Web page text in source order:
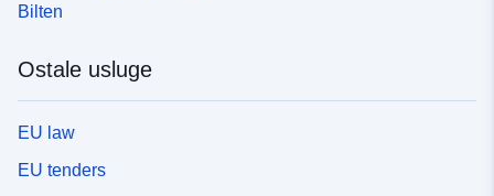
Bilten
Ostale usluge
EU law
EU tenders